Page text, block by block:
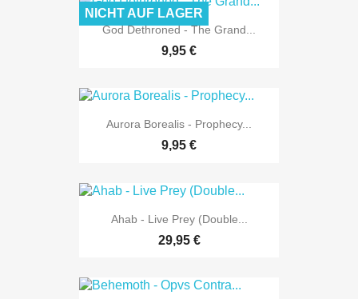
God Dethroned - The Grand...
9,95 €
NICHT AUF LAGER
Aurora Borealis - Prophecy...
9,95 €
Ahab - Live Prey (Double...
29,95 €